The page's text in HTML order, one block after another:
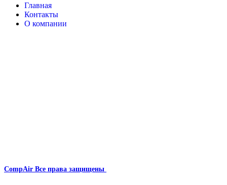
Главная
Контакты
О компании
CompAir Все права защищены